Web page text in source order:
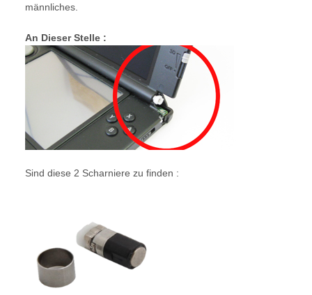
männliches.
An Dieser Stelle :
Sind diese 2 Scharniere zu finden :